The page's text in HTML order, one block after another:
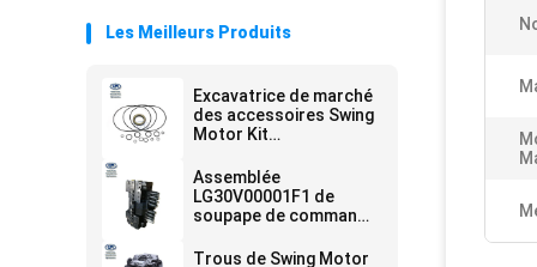
Les Meilleurs Produits
Excavatrice de marché
des accessoires Swing
Motor Kit
SK460-8 SK480-8
Assemblée
LG30V00001F1 de
soupape de commande
d'excavatrice de
Trous de Swing Motor